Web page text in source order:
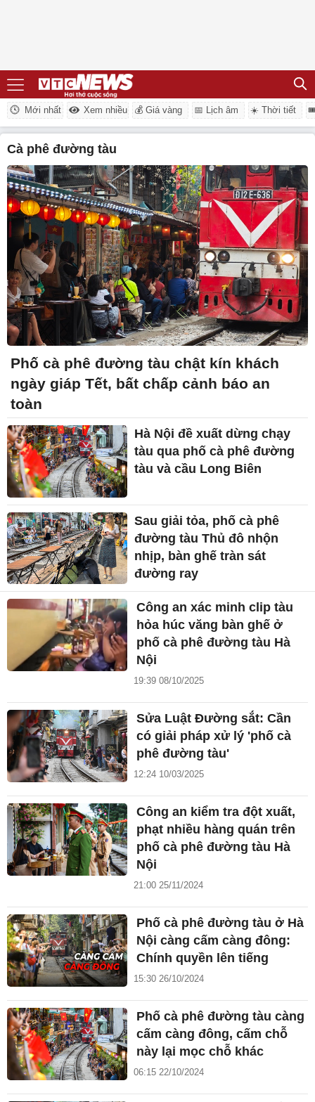
Mới nhất Xem nhiều 💰 Giá vàng 📅 Lịch âm ☀️ Thời tiết
cà phê đường tàu
Phố cà phê đường tàu chật kín khách
ngày giáp Tết, bất chấp cảnh báo an
toàn
Hà Nội đề xuất dừng chạy
tàu qua phố cà phê đường
tàu và cầu Long Biên
Sau giải tỏa, phố cà phê
đường tàu Thủ đô nhộn
nhịp, bàn ghế tràn sát
đường ray
Công an xác minh clip tàu
hỏa húc văng bàn ghế ở
phố cà phê đường tàu Hà
Nội
19:39 08/10/2025
Sửa Luật Đường sắt: Cần
có giải pháp xử lý 'phố cà
phê đường tàu'
12:24 10/03/2025
Công an kiểm tra đột xuất,
phạt nhiều hàng quán trên
phố cà phê đường tàu Hà
Nội
21:00 25/11/2024
Phố cà phê đường tàu ở Hà
Nội càng cấm càng đông:
Chính quyền lên tiếng
15:30 26/10/2024
Phố cà phê đường tàu càng
cấm càng đông, cấm chỗ
này lại mọc chỗ khác
06:15 22/10/2024